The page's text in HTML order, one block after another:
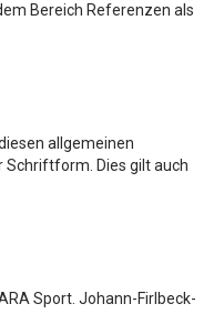
Bereich Referenzen als
allgemeinen
Dies gilt auch
Sport. Johann-Firlbeck-